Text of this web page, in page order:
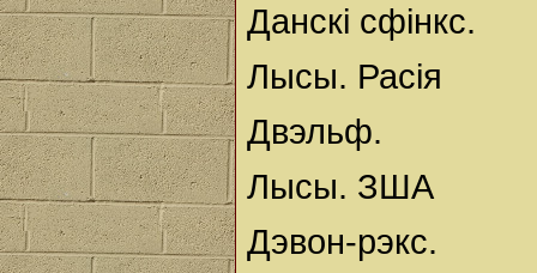
Данскі сфінкс.
Лысы. Расія
Двэльф.
Лысы. ЗША
Дэвон-рэкс.